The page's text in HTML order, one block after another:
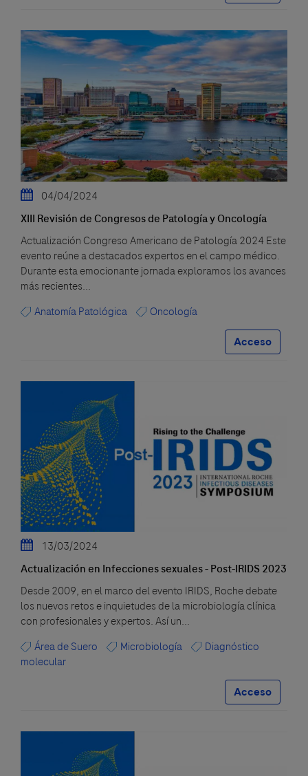
04/04/2024
XIII Revisión de Congresos de Patología y Oncología
Actualización Congreso Americano de Patología 2024 Este
evento reúne a destacados expertos en el campo médico.
Durante esta emocionante jornada exploramos los avances
más recientes...
Anatomía Patológica
Oncología
Acceso
13/03/2024
Actualización en Infecciones sexuales - Post-IRIDS 2023
Desde 2009, en el marco del evento IRIDS, Roche debate
los nuevos retos e inquietudes de la microbiología clínica
con profesionales y expertos. Así un...
Área de Suero
Microbiología
Diagnóstico
molecular
Acceso